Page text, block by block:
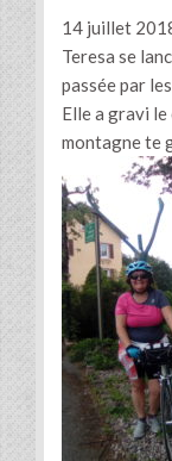
14 juillet
Teresa se
passée par
Elle a gravi
montagne te